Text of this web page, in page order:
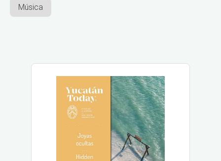
Música